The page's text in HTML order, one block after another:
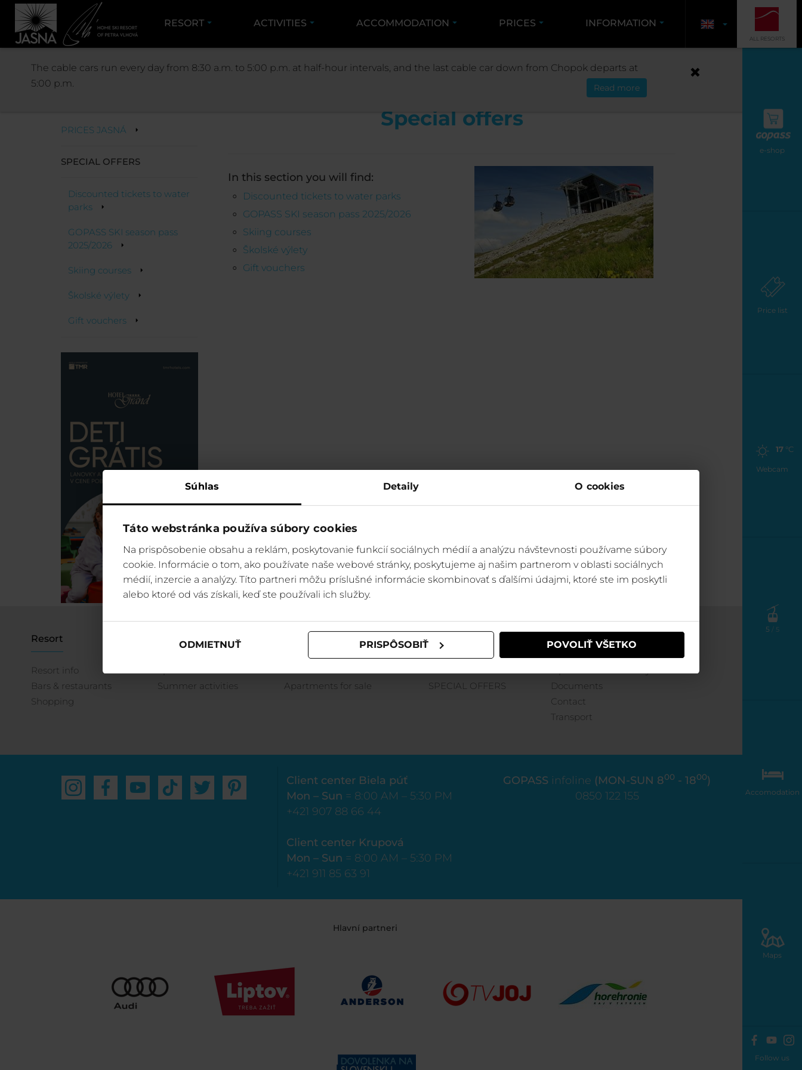
Súhlas Detaily O cookies
Táto webstránka používa súbory cookies
Na prispôsobenie obsahu a reklám, poskytovanie funkcií sociálnych médií a analýzu návštevnosti používame súbory
cookie. Informácie o tom, ako používate naše webové stránky, poskytujeme aj našim partnerom v oblasti sociálnych
médií, inzercie a analýzy. Títo partneri môžu príslušné informácie skombinovať s ďalšími údajmi, ktoré ste im poskytli
alebo ktoré od vás získali, keď ste používali ich služby.
ODMIETNUŤ PRISPÔSOBIŤ POVOLIŤ VŠETKO
e-shop
Price list
17°C
Webcam
5 / 5
Accomodation
Maps
Follow us
RESORT ACTIVITIES ACCOMMODATION PRICES INFORMATION
ALL RESORTS
JASNÁ PRICES SPECIAL OFFERS
PRICES JASNÁ
SPECIAL OFFERS
Discounted tickets to water
parks
GOPASS SKI season pass
2025/2026
Skiing courses
Školské výlety
Gift vouchers
Special offers
In this section you will find:
Discounted tickets to water parks
GOPASS SKI season pass 2025/2026
Skiing courses
Školské výlety
Gift vouchers
Resort
Resort info
Bars & restaurants
Shopping
Activities
Sports
Summer activities
ACCOMMODATION
TMR HOTELS
Apartments for sale
PRICES JASNÁ
SPECIAL OFFERS
Information
Operation of cableways
Documents
Contact
Transport
Client center Biela púť
Mon – Sun = 8:00 AM – 5:30 PM
+421 907 88 66 44
Client center Krupová
Mon – Sun = 8:00 AM – 5:30 PM
+421 911 85 63 91
GOPASS infoline (MON-SUN 800 - 1800)
0850 122 155
Hlavní partneri
The cable cars run every day from 8:30 a.m. to 5:00 p.m. at half-hour intervals, and the last cable car down from Chopok departs at
5:00 p.m.
Read more